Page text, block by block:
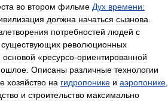
во втором фильме Дух времени:
должна начаться сызнова.
потребностей людей с
существующих революционных
основой «ресурсо-ориентированной
. Описаны различные технологии
хозяйство на гидропонике и аэропонике,
и строительство максимально